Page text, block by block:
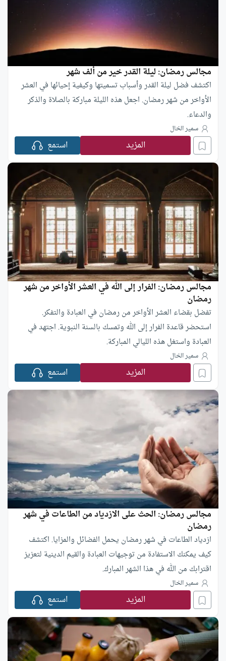
مجالس رمضان: ليلة القدر خير من ألف شهر
اكتشف فضل ليلة القدر وأسباب تسميتها وكيفية إحيائها في العشر
الأواخر من شهر رمضان. اجعل هذه الليلة مباركة بالصلاة والذكر
والدعاء.
سمير الخال
المزيد استمع
مجالس رمضان: الفرار إلى الله في العشر الأواخر من شهر
رمضان
تفضل بقضاء العشر الأواخر من رمضان في العبادة والتفكر.
استحضر قاعدة الفرار إلى الله وتمسك بالسنة النبوية. اجتهد في
العبادة واستغل هذه الليالي المباركة.
سمير الخال
المزيد استمع
مجالس رمضان: الحث على الازدياد من الطاعات في شهر
رمضان
ازدياد الطاعات في شهر رمضان يحمل الفضائل والمزايا. اكتشف
كيف يمكنك الاستفادة من توجيهات العبادة والقيم الدينية لتعزيز
اقترابك من الله في هذا الشهر المبارك.
سمير الخال
المزيد استمع